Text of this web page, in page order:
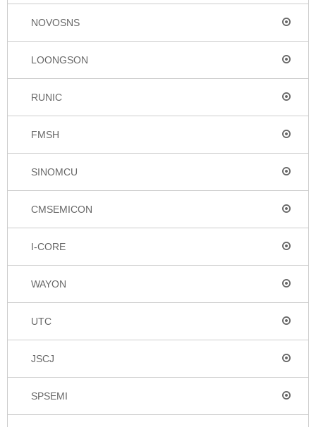
NOVOSNS
LOONGSON
RUNIC
FMSH
SINOMCU
CMSEMICON
I-CORE
WAYON
UTC
JSCJ
SPSEMI